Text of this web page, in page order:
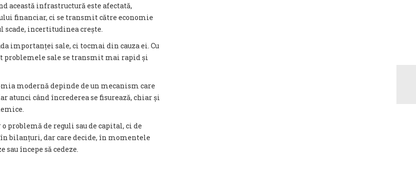
această infrastructură este afectată,
financiar, ci se transmit către economie
scade, incertitudinea crește.
importanței sale, ci tocmai din cauza ei. Cu
problemele sale se transmit mai rapid și
modernă depinde de un mecanism care
atunci când încrederea se fisurează, chiar și
problemă de reguli sau de capital, ci de
bilanțuri, dar care decide, în momentele
începe să cedeze.